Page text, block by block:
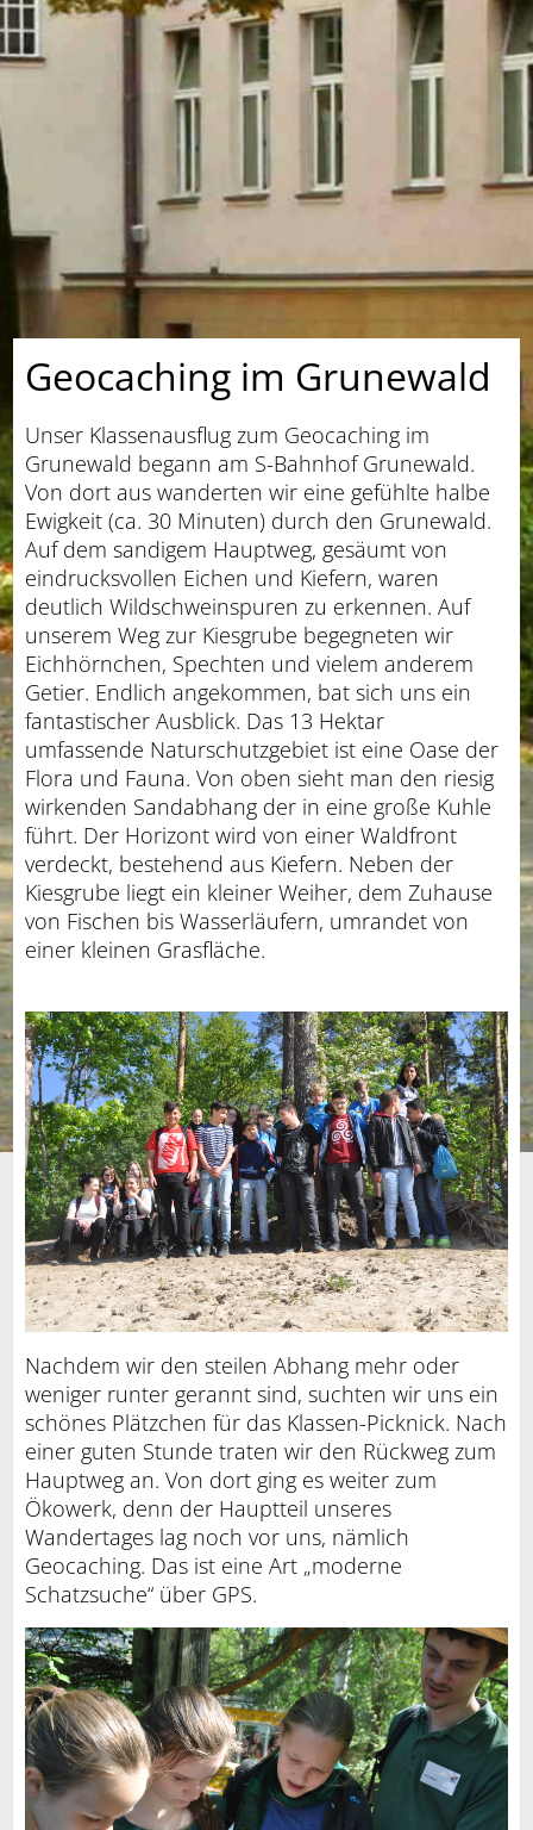
Geocaching im Grunewald
Unser Klassenausflug zum Geocaching im
Grunewald begann am S-Bahnhof Grunewald.
Von dort aus wanderten wir eine gefühlte halbe
Ewigkeit (ca. 30 Minuten) durch den Grunewald.
Auf dem sandigem Hauptweg, gesäumt von
eindrucksvollen Eichen und Kiefern, waren
deutlich Wildschweinspuren zu erkennen. Auf
unserem Weg zur Kiesgrube begegneten wir
Eichhörnchen, Spechten und vielem anderem
Getier. Endlich angekommen, bat sich uns ein
fantastischer Ausblick. Das 13 Hektar
umfassende Naturschutzgebiet ist eine Oase der
Flora und Fauna. Von oben sieht man den riesig
wirkenden Sandabhang der in eine große Kuhle
führt. Der Horizont wird von einer Waldfront
verdeckt, bestehend aus Kiefern. Neben der
Kiesgrube liegt ein kleiner Weiher, dem Zuhause
von Fischen bis Wasserläufern, umrandet von
einer kleinen Grasfläche.
Nachdem wir den steilen Abhang mehr oder
weniger runter gerannt sind, suchten wir uns ein
schönes Plätzchen für das Klassen-Picknick. Nach
einer guten Stunde traten wir den Rückweg zum
Hauptweg an. Von dort ging es weiter zum
Ökowerk, denn der Hauptteil unseres
Wandertages lag noch vor uns, nämlich
Geocaching. Das ist eine Art „moderne
Schatzsuche“ über GPS.